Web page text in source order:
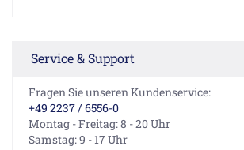
Service & Support
Fragen Sie unseren Kundenservice:
+49 2237 / 6556-0
Montag - Freitag: 8 - 20 Uhr
Samstag: 9 - 17 Uhr